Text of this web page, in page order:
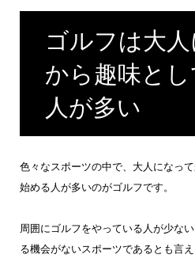
ゴルフは大
から趣味と
人が多い
色々なスポーツの中で、大人になっ
始める人が多いのがゴルフです。
周囲にゴルフをやっている人が少な
る機会がないスポーツであるとも言え